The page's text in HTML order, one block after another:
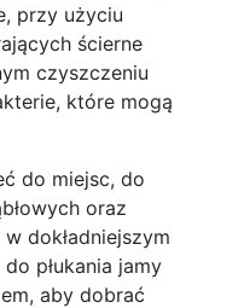
przy użyciu
ścierne
czyszczeniu
które mogą
do miejsc, do
oraz
dokładniejszym
płukania jamy
aby dobrać